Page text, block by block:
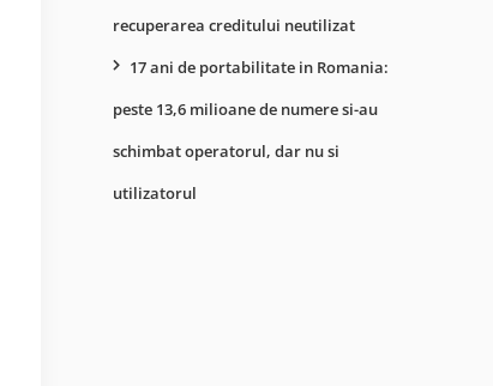
recuperarea creditului neutilizat
17 ani de portabilitate in Romania:
peste 13,6 milioane de numere si-au
schimbat operatorul, dar nu si
utilizatorul